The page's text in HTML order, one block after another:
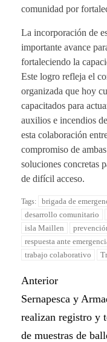
comunidad por
La incorporación de
importante avance
fortaleciendo la
Este logro refleja el
organizada que hoy
capacitados para
auxilios e incendios
esta colaboración
compromiso de
soluciones concretas
de difícil acceso.
Tags: brigada de
desarrollo comunitario
isla Maillen
respuesta ante
trabajo colaborativo
Anterior
Sernapesca y
realizan registro y
de muestras de